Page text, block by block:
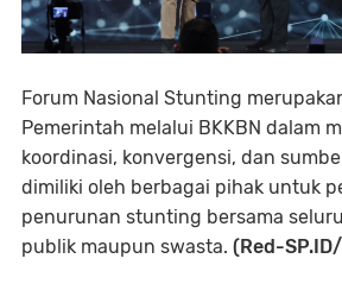
Forum Nasional Stunting
Pemerintah melalui BKKBN dalam
koordinasi, konvergensi, dan
dimiliki oleh berbagai pihak untuk
penurunan stunting bersama
publik maupun swasta. (Red-